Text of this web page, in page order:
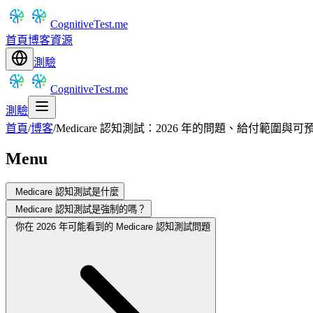
CognitiveTest.me
首頁博客資源
測驗
CognitiveTest.me
測驗
首頁/博客/Medicare 認知測試：2026 年的問題、給付範圍與可
Menu
Medicare 認知測試是什麼
Medicare 認知測試是強制的嗎？
你在 2026 年可能看到的 Medicare 認知測試問題